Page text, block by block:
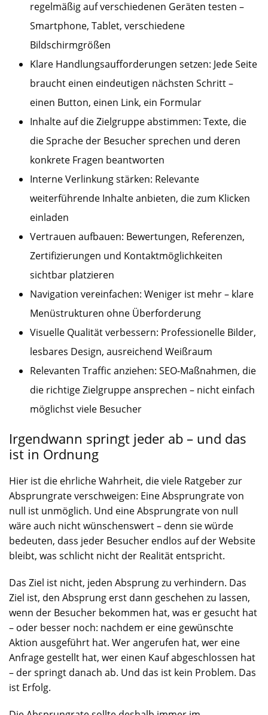
regelmäßig auf verschiedenen Geräten testen –
Smartphone, Tablet, verschiedene
Bildschirmgrößen
Klare Handlungsaufforderungen setzen: Jede Seite
braucht einen eindeutigen nächsten Schritt –
einen Button, einen Link, ein Formular
Inhalte auf die Zielgruppe abstimmen: Texte, die
die Sprache der Besucher sprechen und deren
konkrete Fragen beantworten
Interne Verlinkung stärken: Relevante
weiterführende Inhalte anbieten, die zum Klicken
einladen
Vertrauen aufbauen: Bewertungen, Referenzen,
Zertifizierungen und Kontaktmöglichkeiten
sichtbar platzieren
Navigation vereinfachen: Weniger ist mehr – klare
Menüstrukturen ohne Überforderung
Visuelle Qualität verbessern: Professionelle Bilder,
lesbares Design, ausreichend Weißraum
Relevanten Traffic anziehen: SEO-Maßnahmen, die
die richtige Zielgruppe ansprechen – nicht einfach
möglichst viele Besucher
Irgendwann springt jeder ab – und das
ist in Ordnung
Hier ist die ehrliche Wahrheit, die viele Ratgeber zur
Absprungrate verschweigen: Eine Absprungrate von
null ist unmöglich. Und eine Absprungrate von null
wäre auch nicht wünschenswert – denn sie würde
bedeuten, dass jeder Besucher endlos auf der Website
bleibt, was schlicht nicht der Realität entspricht.
Das Ziel ist nicht, jeden Absprung zu verhindern. Das
Ziel ist, den Absprung erst dann geschehen zu lassen,
wenn der Besucher bekommen hat, was er gesucht hat
– oder besser noch: nachdem er eine gewünschte
Aktion ausgeführt hat. Wer angerufen hat, wer eine
Anfrage gestellt hat, wer einen Kauf abgeschlossen hat
– der springt danach ab. Und das ist kein Problem. Das
ist Erfolg.